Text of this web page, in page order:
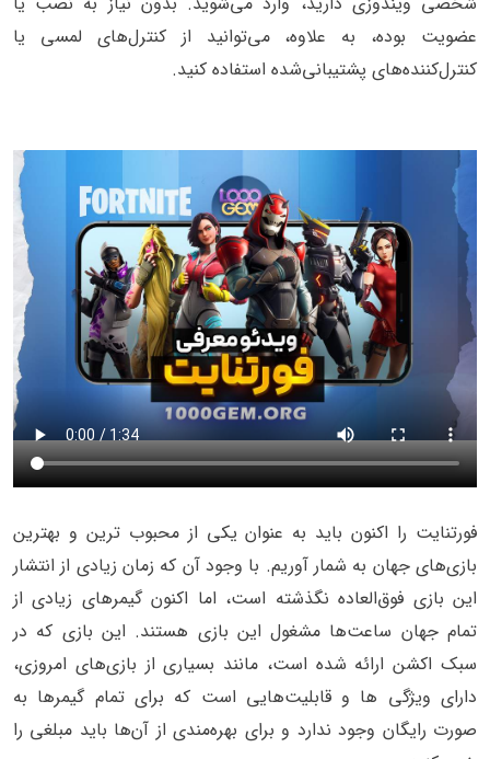
عضویت بوده، به علاوه، می‌توانید از کنترل‌های لمسی یا
کنترل‌کننده‌های پشتیبانی‌شده استفاده کنید.
فورتنایت را اکنون باید به عنوان یکی از محبوب ترین و بهترین
بازی‌های جهان به شمار آوریم. با وجود آن که زمان زیادی از انتشار
این بازی فوق‌العاده نگذشته است، اما اکنون گیمرهای زیادی از
تمام جهان ساعت‌ها مشغول این بازی هستند. این بازی که در
سبک اکشن ارائه شده است، مانند بسیاری از بازی‌های امروزی،
دارای ویژگی ها و قابلیت‌هایی است که برای تمام گیمرها به
صورت رایگان وجود ندارد و برای بهره‌مندی از آن‌ها باید مبلغی را